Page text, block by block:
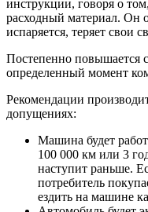
инструкции, говоря о
расходный материал. Он
испаряется, теряет свои
Постепенно повышается
определенный момент
Рекомендации
допущениях:
Машина будет
100 000 км или 3
наступит раньше.
потребитель
ездить на машине